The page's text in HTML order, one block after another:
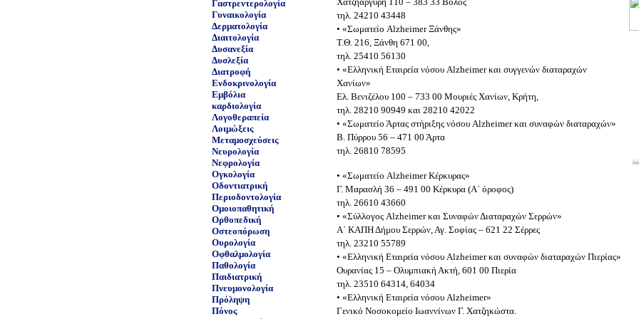
Γαστρεντερολογία
Γυναικολογία
Δερματολογία
Διαιτολογία
Δυσανεξία
Δυσλεξία
Διατροφή
Ενδοκρινολογία
Εμβόλια
καρδιολογία
Λογοθεραπεία
Λοιμώξεις
Μεταμοσχεύσεις
Νευρολογία
Νεφρολογία
Ογκολογία
Οδοντιατρική
Περιοδοντολογία
Ομοιοπαθητική
Ορθοπεδική
Οστεοπόρωση
Ουρολογία
Οφθαλμολογία
Παθολογία
Παιδιατρική
Πνευμονολογία
Πρόληψη
Πόνος
τηλ. 24210 43448
• «Σωματείο Alzheimer Ξάνθης»
Τ.Θ. 216, Ξάνθη 671 00,
τηλ. 25410 56130
• «Ελληνική Εταιρεία νόσου Alzheimer και συγγενών διαταραχών
Χανίων»
Ελ. Βενιζέλου 100 – 733 00 Μουριές Χανίων, Κρήτη,
τηλ. 28210 90949 και 28210 42022
• «Σωματείο Άρτας στήριξης νόσου Alzheimer και συναφών διαταραχών»
Β. Πύρρου 56 – 471 00 Άρτα
τηλ. 26810 78595
• «Σωματείο Alzheimer Κέρκυρας»
Γ. Μαρασλή 36 – 491 00 Κέρκυρα (Α΄ όροφος)
τηλ. 26610 43660
• «Σύλλογος Alzheimer και Συναφών Διαταραχών Σερρών»
Α΄ ΚΑΠΗ Δήμου Σερρών, Αγ. Σοφίας – 621 22 Σέρρες
τηλ. 23210 55789
• «Ελληνική Εταιρεία νόσου Alzheimer και συναφών διαταραχών Πιερίας»
Ουρανίας 15 – Ολυμπιακή Ακτή, 601 00 Πιερία
τηλ. 23510 64314, 64034
• «Ελληνική Εταιρεία νόσου Alzheimer»
Γενικό Νοσοκομείο Ιωαννίνων Γ. Χατζηκώστα.